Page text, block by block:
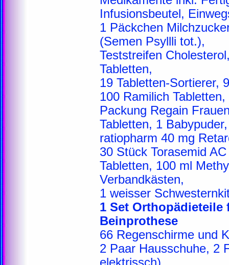
Infusionsbeutel,
1 Päckchen
(Semen Psyllli tot.),
Teststreifen
Tabletten,
19 Tabletten-Sortierer,
100 Ramilich
Packung Regain
Tabletten, 1
ratiopharm 40 mg
30 Stück Torasemid
Tabletten, 100 ml
Verbandkästen,
1 weisser
1 Set Orthopädieteile
Beinprothese
66 Regenschirme und
2 Paar Hausschuhe, 2